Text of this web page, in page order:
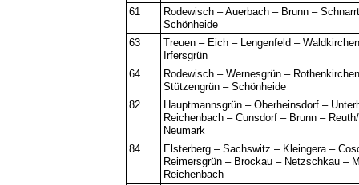
61
Rodewisch – Auerbach – Brunn –
Schönheide
63
Treuen – Eich – Lengenfeld –
Irfersgrün
64
Rodewisch – Wernesgrün –
Stützengrün – Schönheide
82
Hauptmannsgrün – Oberheinsdorf –
Reichenbach – Cunsdorf – Brunn –
Neumark
84
Elsterberg – Sachswitz – Kleingera –
Reimersgrün – Brockau – Netzschkau –
Reichenbach